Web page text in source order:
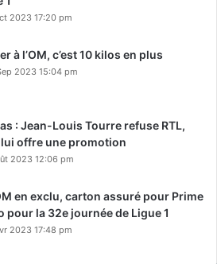
2023 17:20 pm
à l’OM, c’est 10 kilos en plus
2023 15:04 pm
: Jean-Louis Tourre refuse RTL,
lui offre une promotion
2023 12:06 pm
en exclu, carton assuré pour Prime
pour la 32e journée de Ligue 1
2023 17:48 pm